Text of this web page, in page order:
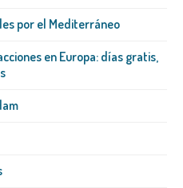
por el Mediterráneo
en Europa: días gratis,